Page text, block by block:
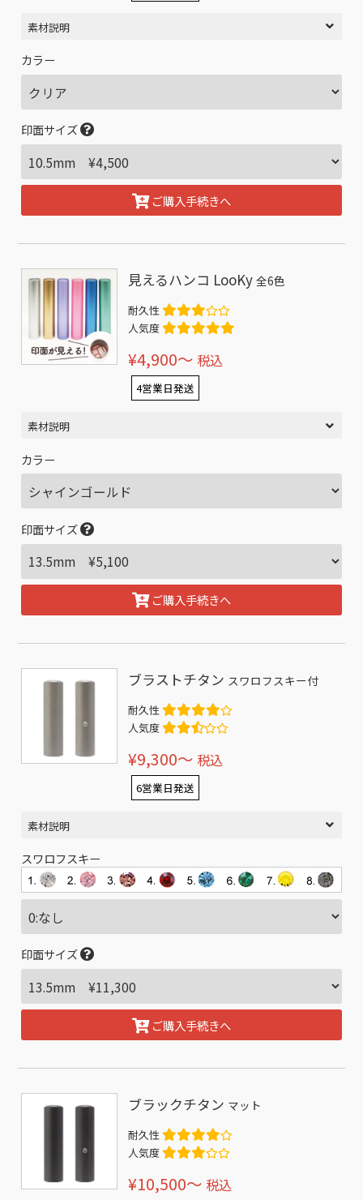
素材説明
カラー
印面サイズ
ご購入手続きへ
見えるハンコ LooKy全6色
耐久性
人気度
¥4,900〜 税込
4営業日発送
素材説明
カラー
印面サイズ
ご購入手続きへ
ブラストチタン スワロフスキー付
耐久性
人気度
¥9,300〜 税込
6営業日発送
素材説明
スワロフスキー
印面サイズ
ご購入手続きへ
ブラックチタン マット
耐久性
人気度
¥10,500〜 税込